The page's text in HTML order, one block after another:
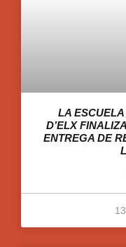
LA
D’ELX
ENTREGA DE